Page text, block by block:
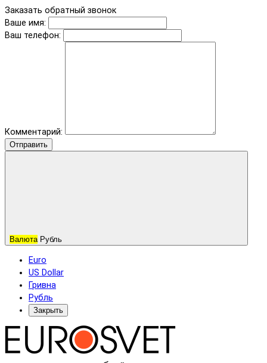
Заказать обратный звонок
Ваше имя:
Ваш телефон:
Комментарий:
Отправить
Валюта Рубль
Euro
US Dollar
Гривна
Рубль
Закрыть